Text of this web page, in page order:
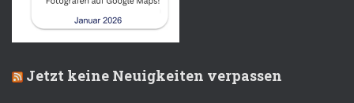
Jetzt keine Neuigkeiten verpassen